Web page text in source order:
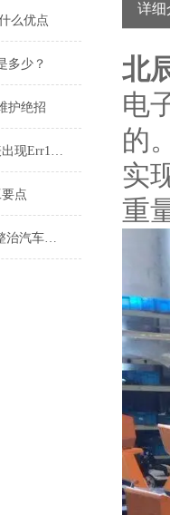
么优点
多少？
护绝招
150吨电子地磅打印仪表出现Err19什么原因
点
**巧用“便携式称重仪”整治汽车超限超载问题
详细
北
电
的
实
重